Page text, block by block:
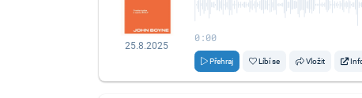
25.8.2025
0:00
Přehraj Líbí se Vložit